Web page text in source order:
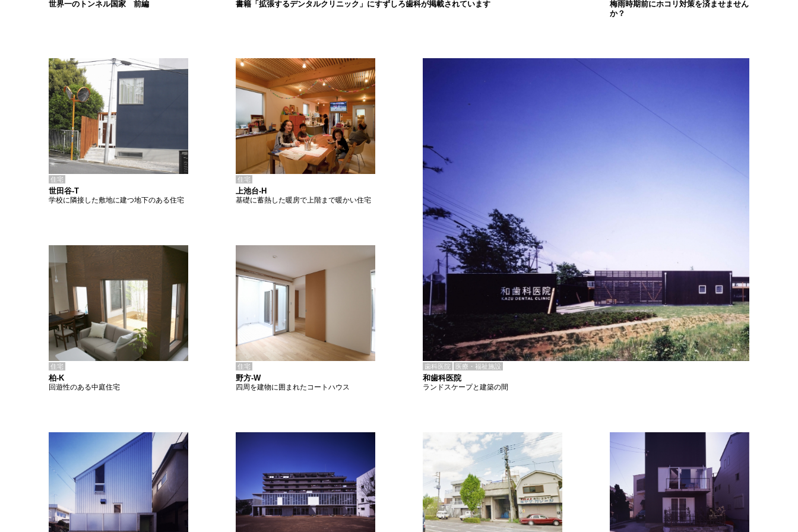
書籍「拡張するデンタルクリニック」にすずしろ歯科が掲載されています
世界一のトンネル国家 前編
梅雨時期前にホコリ対策を済ませません
か？
住宅
世田谷-T
学校に隣接した敷地に建つ地下のある住宅
住宅
上池台-H
基礎に蓄熱した暖房で上階まで暖かい住宅
住宅
柏-K
回遊性のある中庭住宅
住宅
野方-W
四周を建物に囲まれたコートハウス
歯科医院 医療・福祉施設
和歯科医院
ランドスケープと建築の間